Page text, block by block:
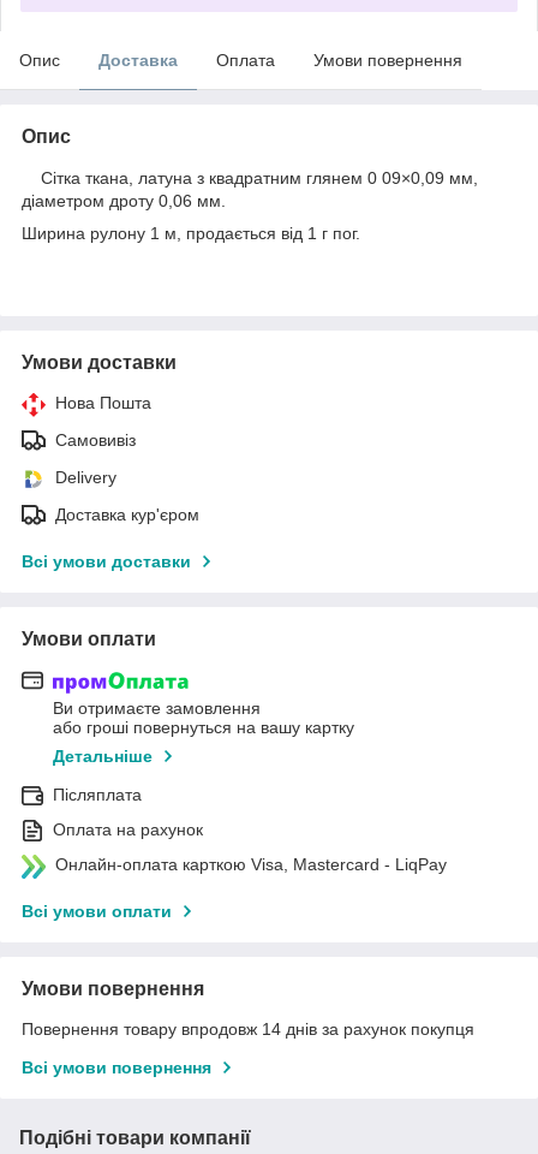
Опис Доставка Оплата Умови повернення
Опис
Сітка ткана, латуна з квадратним глянем 0 09×0,09 мм,
діаметром дроту 0,06 мм.
Ширина рулону 1 м, продається від 1 г пог.
Умови доставки
Нова Пошта
Самовивіз
Delivery
Доставка кур'єром
Всі умови доставки
Умови оплати
Ви отримаєте замовлення
або гроші повернуться на вашу картку
Детальніше
Післяплата
Оплата на рахунок
Онлайн-оплата карткою Visa, Mastercard - LiqPay
Всі умови оплати
Умови повернення
Повернення товару впродовж 14 днів за рахунок покупця
Всі умови повернення
Подібні товари компанії